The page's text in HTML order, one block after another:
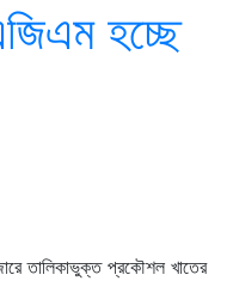
হচ্ছে
তালিকাভুক্ত প্রকৌশল খাতের